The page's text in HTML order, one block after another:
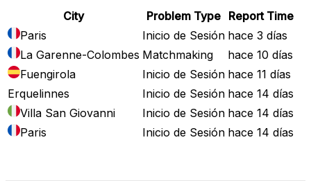
City Problem Type Report Time
Paris
Inicio de Sesión hace 3 días
La Garenne-Colombes Matchmaking
hace 10 días
Fuengirola
Inicio de Sesión hace 11 días
Erquelinnes
Inicio de Sesión hace 14 días
Villa San Giovanni
Inicio de Sesión hace 14 días
Paris
Inicio de Sesión hace 14 días